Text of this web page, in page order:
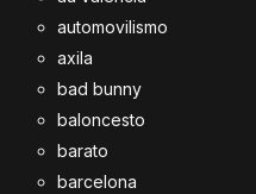
automovilismo
axila
bad bunny
baloncesto
barato
barcelona